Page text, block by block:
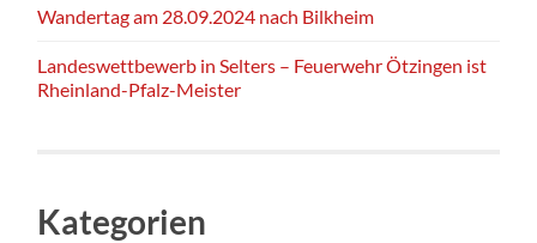
Wandertag am 28.09.2024 nach Bilkheim
Landeswettbewerb in Selters – Feuerwehr Ötzingen ist
Rheinland-Pfalz-Meister
Kategorien